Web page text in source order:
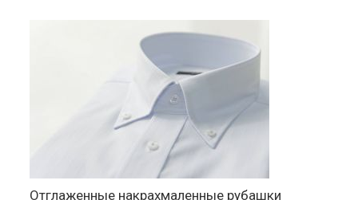
Отглаженные накрахмаленные рубашки